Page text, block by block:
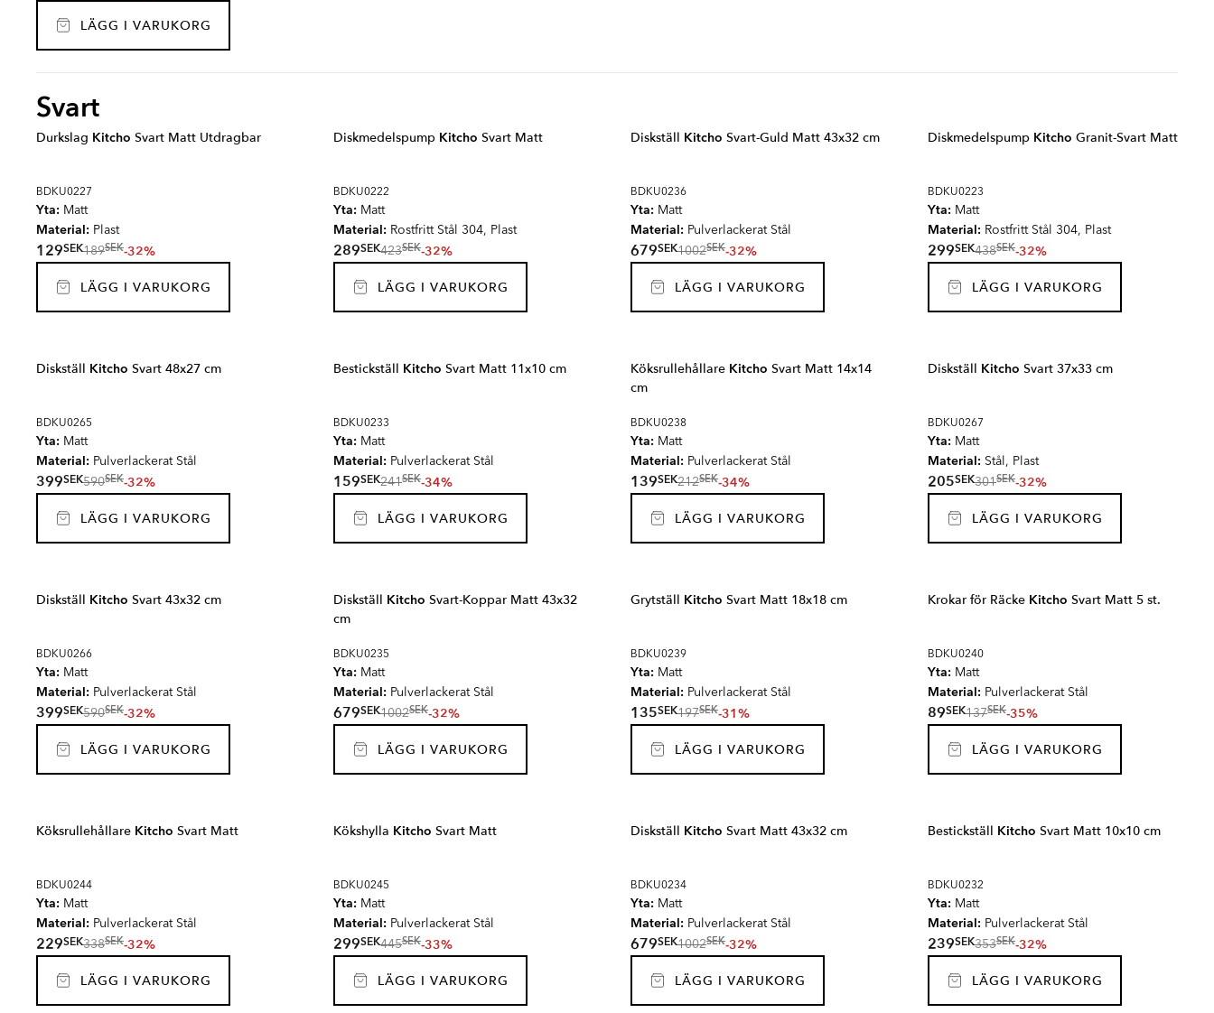
LÄGG I VARUKORG
Svart
Durkslag Kitcho Svart Matt Utdragbar
BDKU0227
Yta: Matt
Material: Plast
129SEK189SEK-32%
LÄGG I VARUKORG
Diskmedelspump Kitcho Svart Matt
BDKU0222
Yta: Matt
Material: Rostfritt Stål 304, Plast
289SEK423SEK-32%
LÄGG I VARUKORG
Diskställ Kitcho Svart-Guld Matt 43x32 cm
BDKU0236
Yta: Matt
Material: Pulverlackerat Stål
679SEK1002SEK-32%
LÄGG I VARUKORG
Diskmedelspump Kitcho Granit-Svart Matt
BDKU0223
Yta: Matt
Material: Rostfritt Stål 304, Plast
299SEK438SEK-32%
LÄGG I VARUKORG
Diskställ Kitcho Svart 48x27 cm
BDKU0265
Yta: Matt
Material: Pulverlackerat Stål
399SEK590SEK-32%
LÄGG I VARUKORG
Bestickställ Kitcho Svart Matt 11x10 cm
BDKU0233
Yta: Matt
Material: Pulverlackerat Stål
159SEK241SEK-34%
LÄGG I VARUKORG
Köksrullehållare Kitcho Svart Matt 14x14
cm
BDKU0238
Yta: Matt
Material: Pulverlackerat Stål
139SEK212SEK-34%
LÄGG I VARUKORG
Diskställ Kitcho Svart 37x33 cm
BDKU0267
Yta: Matt
Material: Stål, Plast
205SEK301SEK-32%
LÄGG I VARUKORG
Diskställ Kitcho Svart 43x32 cm
BDKU0266
Yta: Matt
Material: Pulverlackerat Stål
399SEK590SEK-32%
LÄGG I VARUKORG
Diskställ Kitcho Svart-Koppar Matt 43x32
cm
BDKU0235
Yta: Matt
Material: Pulverlackerat Stål
679SEK1002SEK-32%
LÄGG I VARUKORG
Grytställ Kitcho Svart Matt 18x18 cm
BDKU0239
Yta: Matt
Material: Pulverlackerat Stål
135SEK197SEK-31%
LÄGG I VARUKORG
Krokar för Räcke Kitcho Svart Matt 5 st.
BDKU0240
Yta: Matt
Material: Pulverlackerat Stål
89SEK137SEK-35%
LÄGG I VARUKORG
Köksrullehållare Kitcho Svart Matt
BDKU0244
Yta: Matt
Material: Pulverlackerat Stål
229SEK338SEK-32%
LÄGG I VARUKORG
Kökshylla Kitcho Svart Matt
BDKU0245
Yta: Matt
Material: Pulverlackerat Stål
299SEK445SEK-33%
LÄGG I VARUKORG
Diskställ Kitcho Svart Matt 43x32 cm
BDKU0234
Yta: Matt
Material: Pulverlackerat Stål
679SEK1002SEK-32%
LÄGG I VARUKORG
Bestickställ Kitcho Svart Matt 10x10 cm
BDKU0232
Yta: Matt
Material: Pulverlackerat Stål
239SEK353SEK-32%
LÄGG I VARUKORG